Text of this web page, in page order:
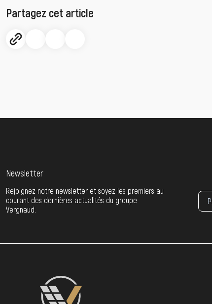
Partagez cet article
Newsletter
Rejoignez notre newsletter et soyez les premiers au
courant des dernières actualités du groupe
Vergnaud.